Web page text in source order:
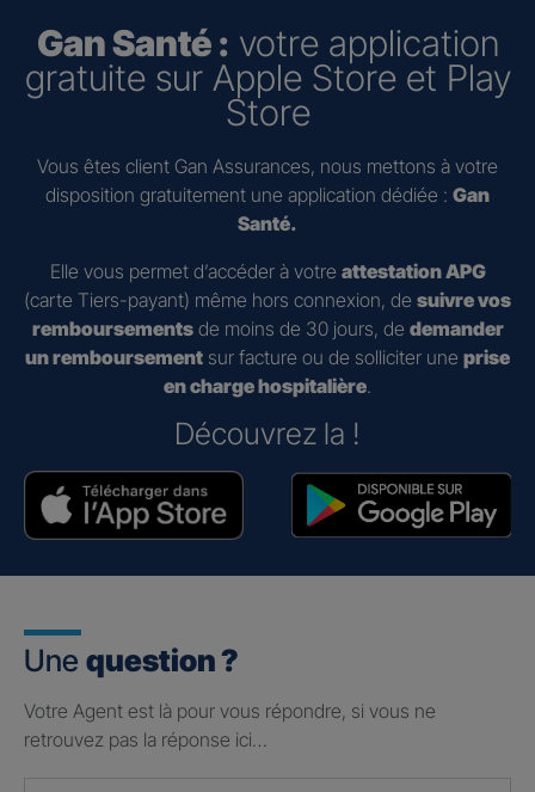
Gan Santé : votre application
gratuite sur Apple Store et Play
Store
Vous êtes client Gan Assurances, nous mettons à votre
disposition gratuitement une application dédiée : Gan
Santé.
Elle vous permet d’accéder à votre attestation APG
(carte Tiers-payant) même hors connexion, de suivre vos
remboursementsde moins de 30 jours, de demander
un remboursement sur facture ou de solliciter une prise
en charge hospitalière.
Découvrez la !
Une question ?
Votre Agent est là pour vous répondre, si vous ne
retrouvez pas la réponse ici…